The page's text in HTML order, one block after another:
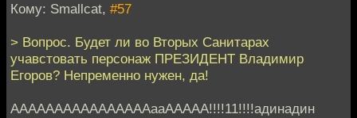
Кому: Smallcat, #57
> Вопрос. Будет ли во Вторых Санитарах
учавстовать персонаж ПРЕЗИДЕНТ Владимир
Егоров? Непременно нужен, да!
ААААААААААААААААааААААА!!!!11!!!!адинадин